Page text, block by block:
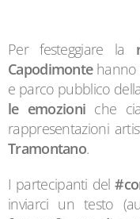
Per festeggiare la
Capodimontehanno
e parco pubblico
le emozioni che
rappresentazioni
Tramontano.
I partecipanti del
inviarci un testo